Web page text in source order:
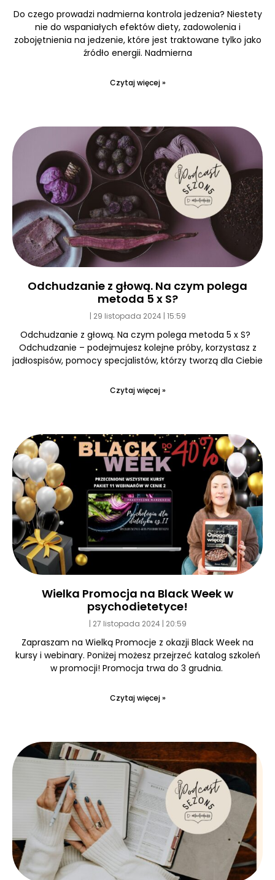
Do czego prowadzi nadmierna kontrola jedzenia? Niestety
nie do wspaniałych efektów diety, zadowolenia i
zobojętnienia na jedzenie, które jest traktowane tylko jako
źródło energii. Nadmierna
Czytaj więcej »
Odchudzanie z głową. Na czym polega
metoda 5 x S?
29 listopada 2024 15:59
Odchudzanie z głową. Na czym polega metoda 5 x S?
Odchudzanie – podejmujesz kolejne próby, korzystasz z
jadłospisów, pomocy specjalistów, którzy tworzą dla Ciebie
Czytaj więcej »
Wielka Promocja na Black Week w
psychodietetyce!
27 listopada 2024 20:59
Zapraszam na Wielką Promocje z okazji Black Week na
kursy i webinary. Poniżej możesz przejrzeć katalog szkoleń
w promocji! Promocja trwa do 3 grudnia.
Czytaj więcej »